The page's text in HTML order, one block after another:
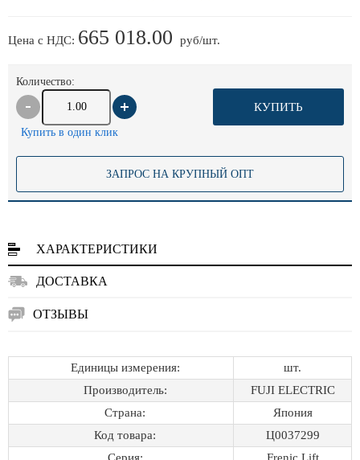
Цена с НДС: 665 018.00 руб/шт.
Количество:
КУПИТЬ
Купить в один клик
ЗАПРОС НА КРУПНЫЙ ОПТ
ХАРАКТЕРИСТИКИ
ДОСТАВКА
ОТЗЫВЫ
Единицы измерения:
шт.
Производитель:
FUJI ELECTRIC
Страна:
Япония
Код товара:
Ц0037299